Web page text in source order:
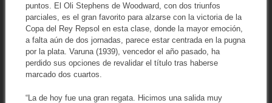
puntos. El Oli Stephens de Woodward, con dos triunfos
parciales, es el gran favorito para alzarse con la victoria de la
Copa del Rey Repsol en esta clase, donde la mayor emoción,
a falta aún de dos jornadas, parece estar centrada en la pugna
por la plata. Varuna (1939), vencedor el año pasado, ha
perdido sus opciones de revalidar el título tras haberse
marcado dos cuartos.
“La de hoy fue una gran regata. Hicimos una salida muy